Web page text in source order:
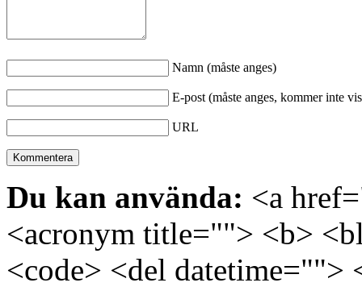
Namn (måste anges)
E-post (måste anges, kommer inte
URL
Du kan använda: <a
<acronym title=""> <b>
<code> <del